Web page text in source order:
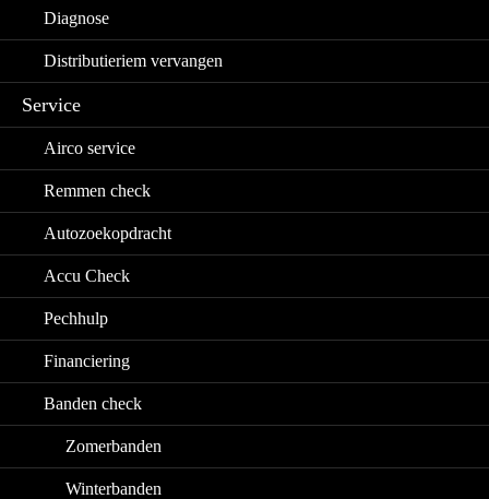
Diagnose
Distributieriem vervangen
Service
Airco service
Remmen check
Autozoekopdracht
Accu Check
Pechhulp
Financiering
Banden check
Zomerbanden
Winterbanden